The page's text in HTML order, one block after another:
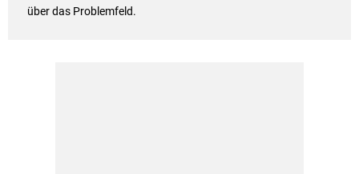
über das Problemfeld.